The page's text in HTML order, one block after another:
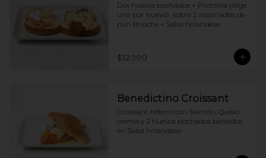
Dos huevos pochados + Proteina (elige
una por huevo)  sobre 2 rebanadas de
pan Brioche + Salsa holandesa
$12.990
Benedictino Croissant
Croissant relleno con Salmón, Queso
crema y 2 huevos pochados bañados
en Salsa holandesa